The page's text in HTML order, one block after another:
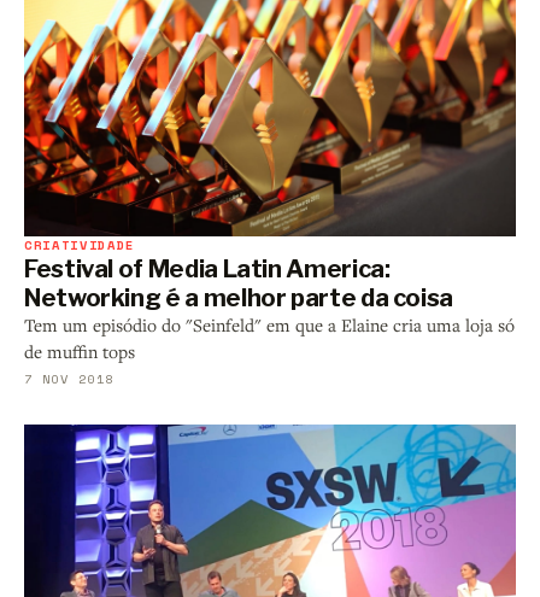
CRIATIVIDADE
Festival of Media Latin America:
Networking é a melhor parte da coisa
Tem um episódio do "Seinfeld" em que a Elaine cria uma loja só
de muffin tops
7 NOV 2018